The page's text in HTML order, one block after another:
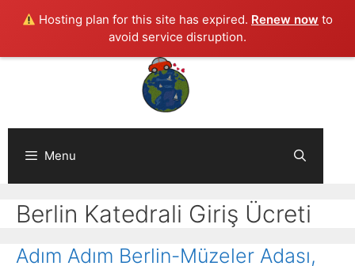
Hosting plan for this site has expired. Renew now to
avoid service disruption.
Menu
Berlin Katedrali Giriş Ücreti
Adım Adım Berlin-Müzeler Adası,